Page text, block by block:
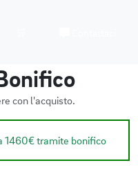
con l'acquisto.
1460€ tramite bonifico